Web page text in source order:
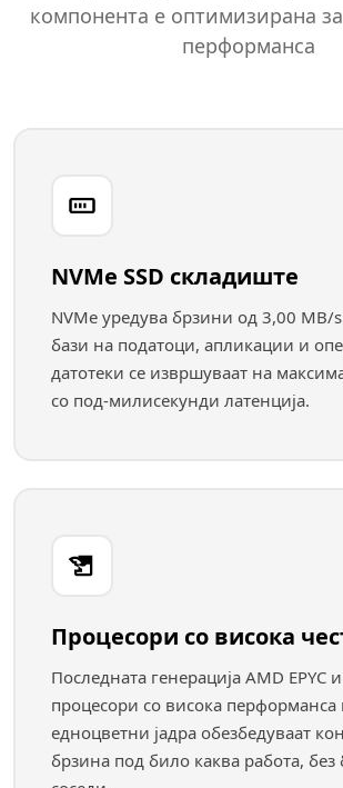
компонента е оптимизирана
перформанса
NVMe SSD складиште
NVMe уредува брзини од 3,00 MB/
бази на податоци, апликации и
датотеки се извршуваат на
со под-милисекунди латенција.
Процесори со висока
Последната генерација AMD EPYC
процесори со висока перформанса
едноцветни јадра обезбедуваат
брзина под било каква работа, без